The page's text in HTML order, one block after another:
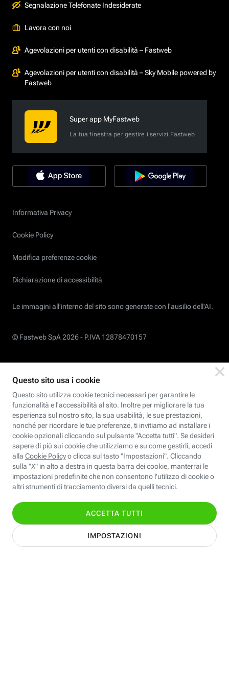
Segnalazione Telefonate Indesiderate
Lavora con noi
Agevolazioni per utenti con disabilità – Fastweb
Agevolazioni per utenti con disabilità – Sky Mobile powered by
Fastweb
Super app MyFastweb
La tua finestra per gestire i servizi Fastweb
Informativa Privacy
Cookie Policy
Modifica preferenze cookie
Dichiarazione di accessibilità
Le immagini all’interno del sito sono generate con l'ausilio dell'AI.
© Fastweb SpA 2026 - P.IVA 12878470157